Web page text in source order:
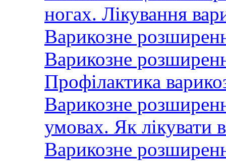
ногах. Лікування
Варикозне
Варикозне
Профілактика
Варикозне
умовах. Як лікувати
Варикозне